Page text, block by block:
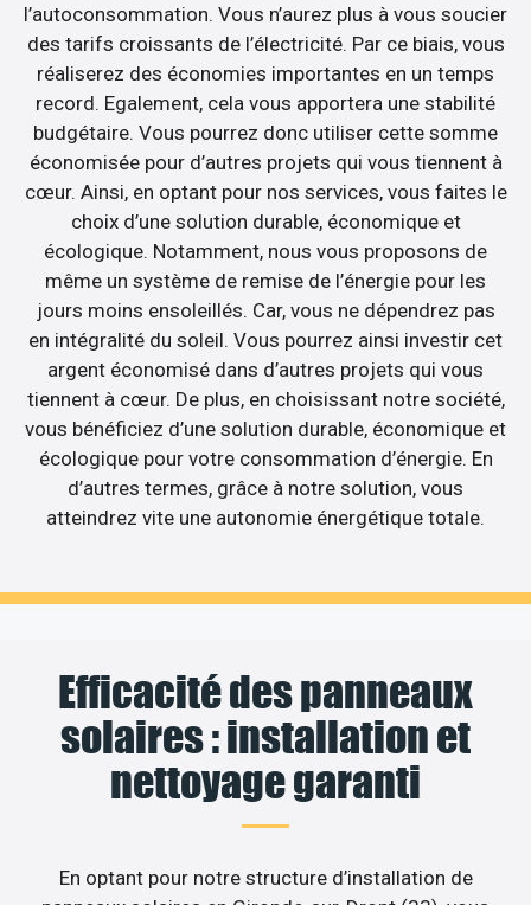
l’autoconsommation. Vous n’aurez plus à vous soucier
des tarifs croissants de l’électricité. Par ce biais, vous
réaliserez des économies importantes en un temps
record. Egalement, cela vous apportera une stabilité
budgétaire. Vous pourrez donc utiliser cette somme
économisée pour d’autres projets qui vous tiennent à
cœur. Ainsi, en optant pour nos services, vous faites le
choix d’une solution durable, économique et
écologique. Notamment, nous vous proposons de
même un système de remise de l’énergie pour les
jours moins ensoleillés. Car, vous ne dépendrez pas
en intégralité du soleil. Vous pourrez ainsi investir cet
argent économisé dans d’autres projets qui vous
tiennent à cœur. De plus, en choisissant notre société,
vous bénéficiez d’une solution durable, économique et
écologique pour votre consommation d’énergie. En
d’autres termes, grâce à notre solution, vous
atteindrez vite une autonomie énergétique totale.
Efficacité des panneaux
solaires : installation et
nettoyage garanti
En optant pour notre structure d’installation de